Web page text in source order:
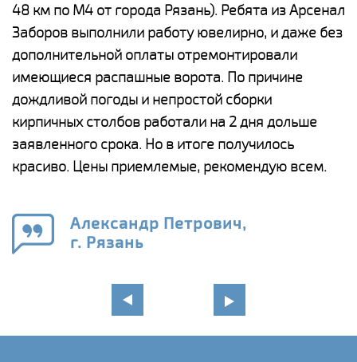
48 км по М4 от города Рязань). Ребята из Арсенал
Заборов выполнили работу ювелирно, и даже без
дополнительной оплаты отремонтировали
имеющиеся распашные ворота. По причине
дождливой погоды и непростой сборки
кирпичных столбов работали на 2 дня дольше
заявленного срока. Но в итоге получилось
красиво. Цены приемлемые, рекомендую всем.
Александр Петрович,
г. Рязань